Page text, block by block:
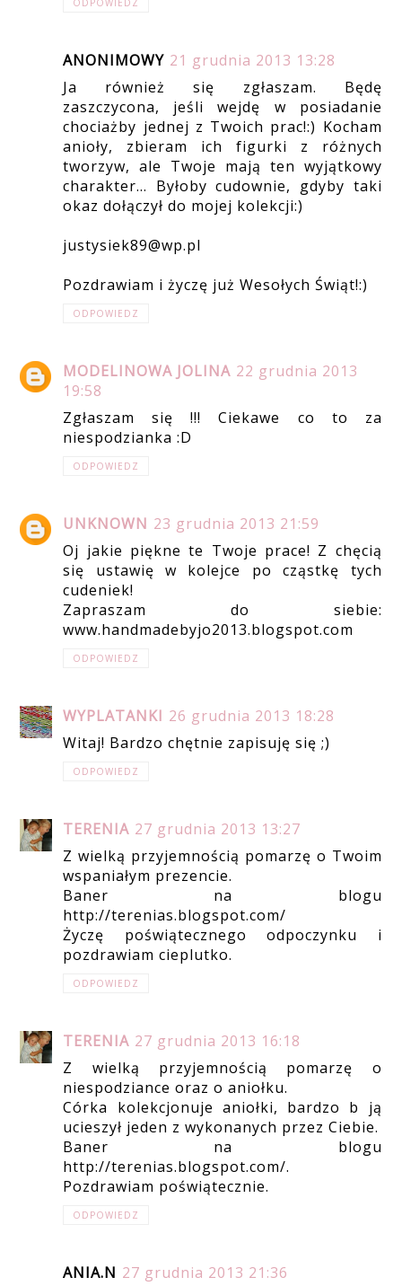
ODPOWIEDZ
ANONIMOWY 21 grudnia 2013 13:28
Ja również się zgłaszam. Będę
zaszczycona, jeśli wejdę w posiadanie
chociażby jednej z Twoich prac!:) Kocham
anioły, zbieram ich figurki z różnych
tworzyw, ale Twoje mają ten wyjątkowy
charakter... Byłoby cudownie, gdyby taki
okaz dołączył do mojej kolekcji:)
justysiek89@wp.pl
Pozdrawiam i życzę już Wesołych Świąt!:)
ODPOWIEDZ
MODELINOWA JOLINA 22 grudnia 2013
19:58
Zgłaszam się !!! Ciekawe co to za
niespodzianka :D
ODPOWIEDZ
UNKNOWN 23 grudnia 2013 21:59
Oj jakie piękne te Twoje prace! Z chęcią
się ustawię w kolejce po cząstkę tych
cudeniek!
Zapraszam do siebie:
www.handmadebyjo2013.blogspot.com
ODPOWIEDZ
WYPLATANKI 26 grudnia 2013 18:28
Witaj! Bardzo chętnie zapisuję się ;)
ODPOWIEDZ
TERENIA 27 grudnia 2013 13:27
Z wielką przyjemnością pomarzę o Twoim
wspaniałym prezencie.
Baner na blogu
http://terenias.blogspot.com/
Życzę poświątecznego odpoczynku i
pozdrawiam cieplutko.
ODPOWIEDZ
TERENIA 27 grudnia 2013 16:18
Z wielką przyjemnością pomarzę o
niespodziance oraz o aniołku.
Córka kolekcjonuje aniołki, bardzo b ją
ucieszył jeden z wykonanych przez Ciebie.
Baner na blogu
http://terenias.blogspot.com/.
Pozdrawiam poświątecznie.
ODPOWIEDZ
ANIA.N 27 grudnia 2013 21:36